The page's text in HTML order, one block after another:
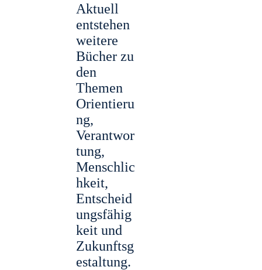
Aktuell
entstehen
weitere
Bücher zu
den
Themen
Orientieru
ng,
Verantwor
tung,
Menschlic
hkeit,
Entscheid
ungsfähig
keit und
Zukunftsg
estaltung.